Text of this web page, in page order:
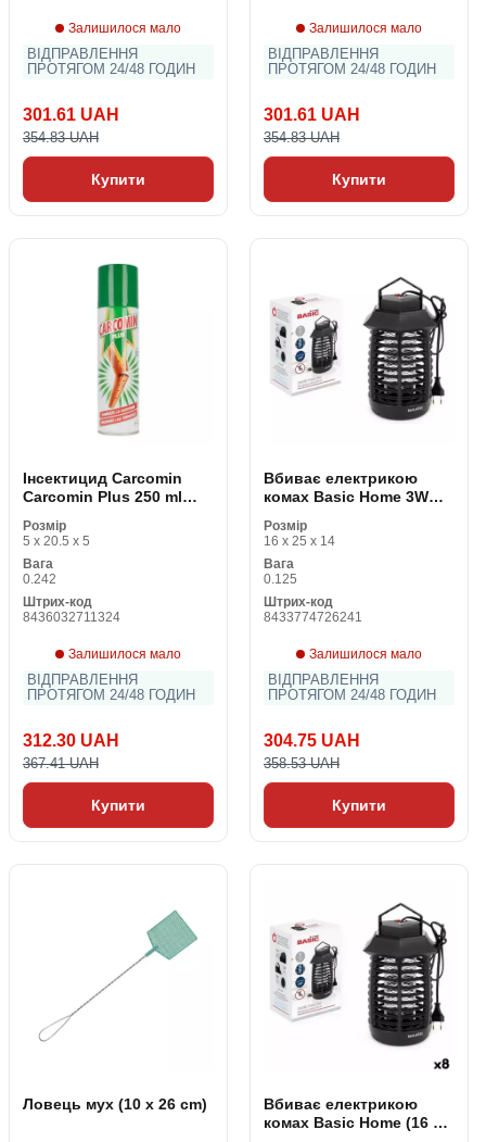
Залишилося мало
ВІДПРАВЛЕННЯ
ПРОТЯГОМ 24/48 ГОДИН
301.61 UAH
354.83 UAH
Купити
Залишилося мало
ВІДПРАВЛЕННЯ
ПРОТЯГОМ 24/48 ГОДИН
301.61 UAH
354.83 UAH
Купити
Інсектицид Carcomin
Carcomin Plus 250 ml
Розмір
5 x 20.5 x 5
Вага
0.242
Штрих-код
8436032711324
Залишилося мало
ВІДПРАВЛЕННЯ
ПРОТЯГОМ 24/48 ГОДИН
312.30 UAH
367.41 UAH
Купити
Вбиває електрикою
комах Basic Home 3W
Розмір
16 x 25 x 14
Вага
0.125
Штрих-код
8433774726241
Залишилося мало
ВІДПРАВЛЕННЯ
ПРОТЯГОМ 24/48 ГОДИН
304.75 UAH
358.53 UAH
Купити
Ловець мух (10 x 26 cm)
Вбиває електрикою
комах Basic Home (16 x